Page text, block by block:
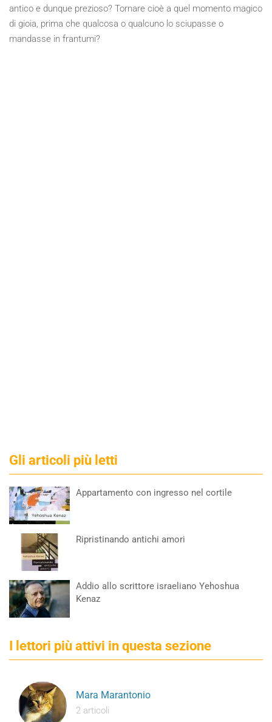
antico e dunque prezioso? Tornare cioè a quel momento magico
di gioia, prima che qualcosa o qualcuno lo sciupasse o
mandasse in frantumi?
Gli articoli più letti
Appartamento con ingresso nel cortile
Ripristinando antichi amori
Addio allo scrittore israeliano Yehoshua
Kenaz
I lettori più attivi in questa sezione
Mara Marantonio
2 articoli